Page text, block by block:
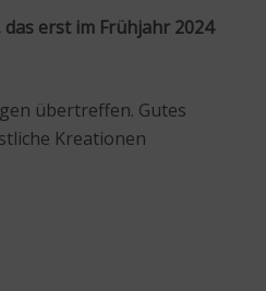
erst im Frühjahr 2024
übertreffen. Gutes
Kreationen